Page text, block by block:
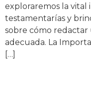
exploraremos la vital
testamentarías y
sobre cómo
adecuada. La
[…]